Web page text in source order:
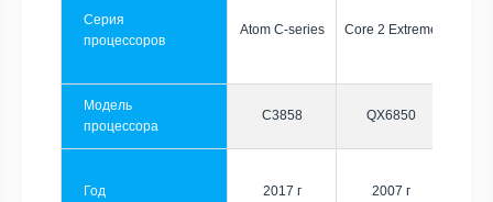
Серия
процессоров
Atom C-series Core 2 Extreme
Модель
процессора
C3858 QX6850
Год 2017 г 2007 г